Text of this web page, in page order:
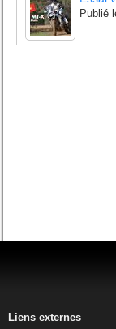
Publié
Liens externes